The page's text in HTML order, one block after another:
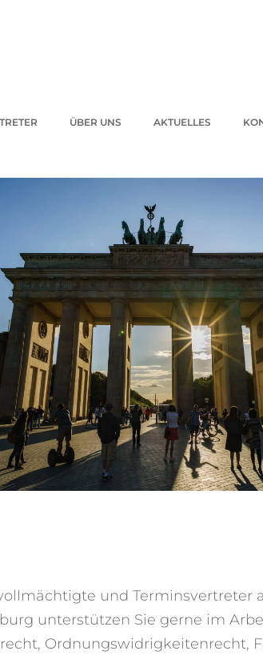
ÜBER UNS AKTUELLES
und Terminsvertreter
unterstützen Sie gerne im
Ordnungswidrigkeitenrecht,